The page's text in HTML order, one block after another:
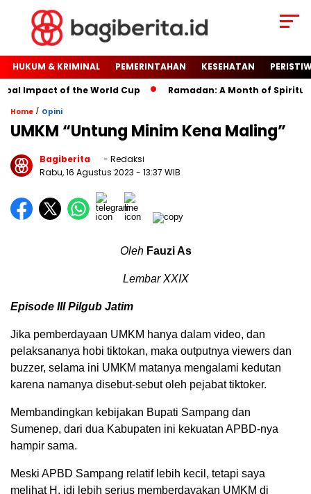
HUKUM & KRIMINAL PEMERINTAHAN KESEHATAN
Impact of the World Cup
Ramadan: A Month of Spiritual
Home / Opini
UMKM “Untung Minim Kena Maling”
Bagiberita
- Redaksi
Rabu, 16 Agustus 2023 - 13:37 WIB
OlehFauzi As
Lembar XXIX
Episode III Pilgub Jatim
Jika pemberdayaan UMKM hanya dalam video, dan
pelaksananya hobi tiktokan, maka outputnya viewers dan
buzzer, selama ini UMKM matanya mengalami kedutan
karena namanya disebut-sebut oleh pejabat tiktoker.
Membandingkan kebijakan Bupati Sampang dan
Sumenep, dari dua Kabupaten ini kekuatan APBD-nya
hampir sama.
Meski APBD Sampang relatif lebih kecil, tetapi saya
melihat H. idi lebih serius memberdayakan UMKM di